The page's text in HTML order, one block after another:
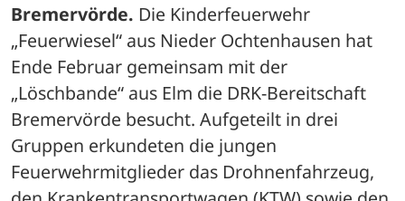
Bremervörde. Die Kinderfeuerwehr
„Feuerwiesel“ aus Nieder Ochtenhausen hat
Ende Februar gemeinsam mit der
„Löschbande“ aus Elm die DRK-Bereitschaft
Bremervörde besucht. Aufgeteilt in drei
Gruppen erkundeten die jungen
Feuerwehrmitglieder das Drohnenfahrzeug,